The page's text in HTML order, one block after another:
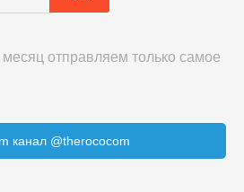
отправляем только самое
канал @therococom